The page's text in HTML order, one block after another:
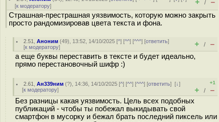
[к модератору] + / –
Cтрашная-престрашная уязвимость, которую можно закрыть
просто рандомизировав цвета текста и фона.
2.51 ,Аноним (49), 13:52, 14/10/2025 [^] [^^] [^^^] [ответить]
[к модератору] + / –
а еще буквы переставить в тексте и будет идеально,
прямо перестановочный шифр :)
2.61 ,Ан339ним (?), 14:36, 14/10/2025 [^] [^^] [^^^] [ответить][↓]
[к модератору]
+1
+ / –
Без разницы какая уязвимость. Цель всех подобных
публикаций - чтобы ты побежал выкидывать свой
смартфон в мусорку и бежал брать последний пиксель или